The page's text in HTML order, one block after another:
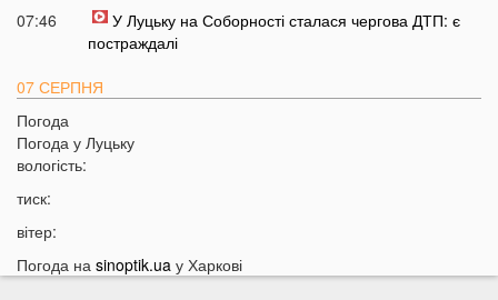
07:46
У Луцьку на Соборності сталася чергова ДТП: є
постраждалі
07 СЕРПНЯ
20:31
20:17
19:30
Назвали найжадібніших чоловіків за знаком Зодіаку
Погода
Погода у Луцьку
вологість:
тиск:
вітер:
Погода на sinoptik.ua у Харкові